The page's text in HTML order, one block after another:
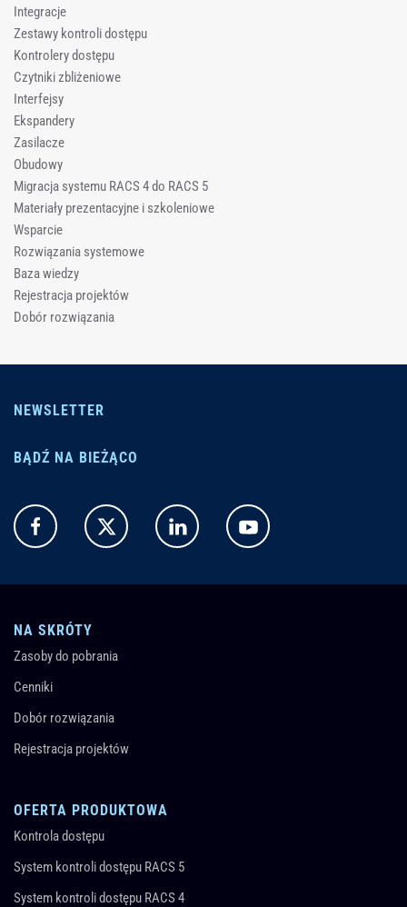
Integracje
Zestawy kontroli dostępu
Kontrolery dostępu
Czytniki zbliżeniowe
Interfejsy
Ekspandery
Zasilacze
Obudowy
Migracja systemu RACS 4 do RACS 5
Materiały prezentacyjne i szkoleniowe
Wsparcie
Rozwiązania systemowe
Baza wiedzy
Rejestracja projektów
Dobór rozwiązania
NEWSLETTER
BĄDŹ NA BIEŻĄCO
NA SKRÓTY
Zasoby do pobrania
Cenniki
Dobór rozwiązania
Rejestracja projektów
OFERTA PRODUKTOWA
Kontrola dostępu
System kontroli dostępu RACS 5
System kontroli dostępu RACS 4